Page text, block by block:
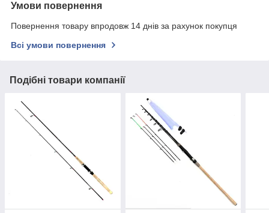
Умови повернення
Повернення товару впродовж 14 днів за рахунок покупця
Всі умови повернення
Подібні товари компанії